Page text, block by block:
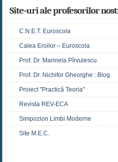
Site-uri ale profesorilor
C.N.E.T. Euroscola
Calea Eroilor – Euroscola
Prof. Dr. Marinela Pîrvulescu
Prof. Dr. Nichifor Gheorghe : Blog
Proiect "Practică Teoria"
Revista REV-ECA
Simpozion Limbi Moderne
Site M.E.C.